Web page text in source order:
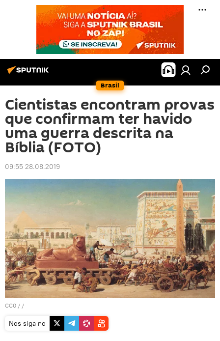
Brasil
Cientistas encontram provas
que confirmam ter havido
uma guerra descrita na
Bíblia (FOTO)
09:55 28.08.2019
CC0 / /
Nos siga no